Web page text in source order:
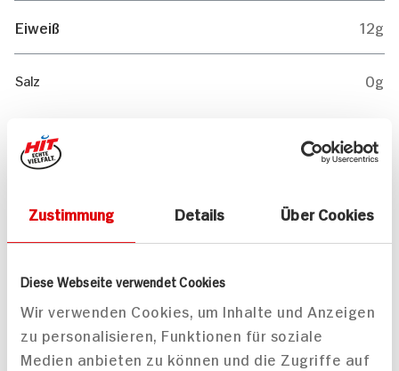
Zustimmung Details Über Cookies
Diese Webseite verwendet Cookies
Wir verwenden Cookies, um Inhalte und Anzeigen
zu personalisieren, Funktionen für soziale
Medien anbieten zu können und die Zugriffe auf
Eiweiß 12g
Salz 0g
Drucken
Passende Artikel zum Rezept Mehr